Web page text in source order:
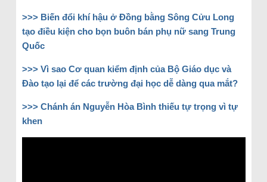
>>> Biến đổi khí hậu ở Đồng bằng Sông Cửu Long
tạo điều kiện cho bọn buôn bán phụ nữ sang Trung
Quốc
>>> Vì sao Cơ quan kiểm định của Bộ Giáo dục và
Đào tạo lại để các trường đại học dễ dàng qua mắt?
>>> Chánh án Nguyễn Hòa Bình thiếu tự trọng vì tự
khen